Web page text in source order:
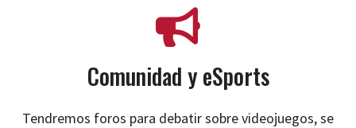
Comunidad y eSports
Tendremos foros para debatir sobre videojuegos, se